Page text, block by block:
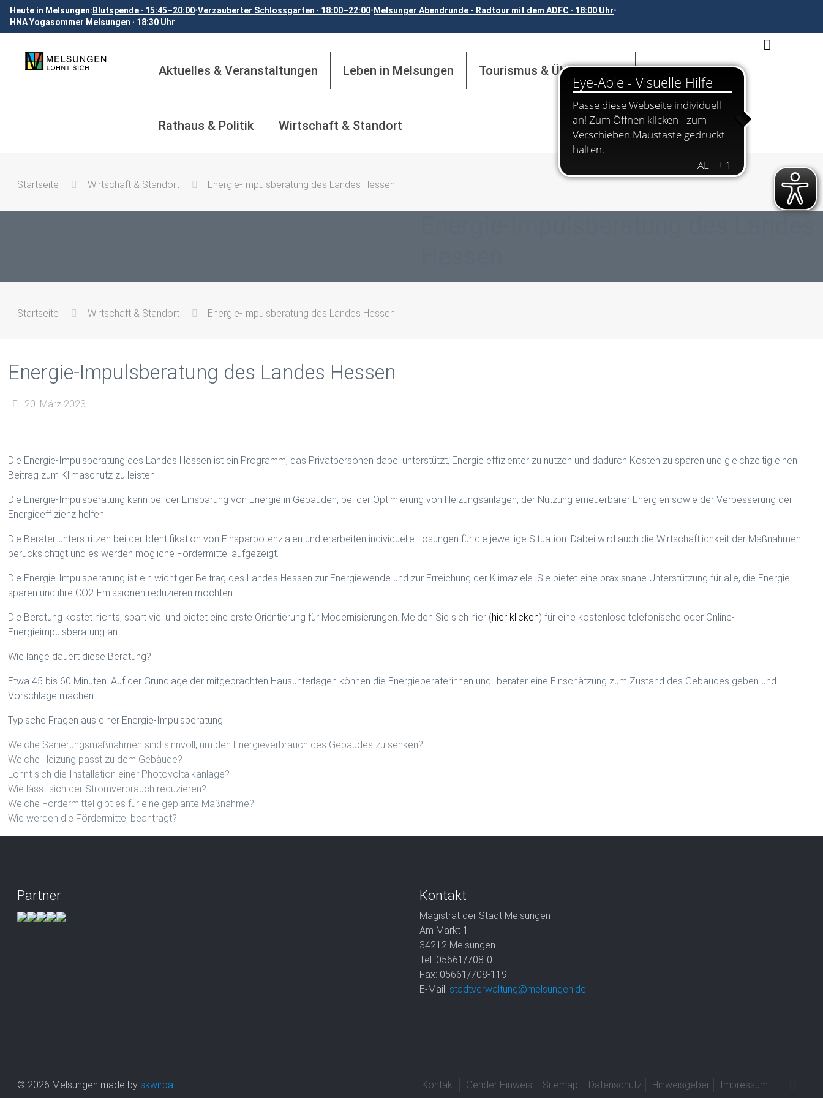
Heute in Melsungen: Blutspende · 15:45–20:00•Verzauberter Schlossgarten · 18:00–22:00• Melsunger Abendrunde - Radtour mit dem ADFC · 18:00 Uhr•
HNA Yogasommer Melsungen · 18:30 Uhr
Aktuelles & Veranstaltungen Leben in Melsungen Tourismus & Übernachten
Rathaus & Politik Wirtschaft & Standort
Startseite Wirtschaft & Standort Energie-Impulsberatung des Landes Hessen
Startseite Wirtschaft & Standort Energie-Impulsberatung des Landes Hessen
Energie-Impulsberatung des Landes Hessen
20. März 2023
Die Energie-Impulsberatung des Landes Hessen ist ein Programm, das Privatpersonen dabei unterstützt, Energie effizienter zu nutzen und dadurch Kosten zu sparen und gleichzeitig einen
Beitrag zum Klimaschutz zu leisten.
Die Energie-Impulsberatung kann bei der Einsparung von Energie in Gebäuden, bei der Optimierung von Heizungsanlagen, der Nutzung erneuerbarer Energien sowie der Verbesserung der
Energieeffizienz helfen.
Die Berater unterstützen bei der Identifikation von Einsparpotenzialen und erarbeiten individuelle Lösungen für die jeweilige Situation. Dabei wird auch die Wirtschaftlichkeit der Maßnahmen
berücksichtigt und es werden mögliche Fördermittel aufgezeigt.
Die Energie-Impulsberatung ist ein wichtiger Beitrag des Landes Hessen zur Energiewende und zur Erreichung der Klimaziele. Sie bietet eine praxisnahe Unterstützung für alle, die Energie
sparen und ihre CO2-Emissionen reduzieren möchten.
Die Beratung kostet nichts, spart viel und bietet eine erste Orientierung für Modernisierungen. Melden Sie sich hier (hier klicken) für eine kostenlose telefonische oder Online-
Energieimpulsberatung an.
Wie lange dauert diese Beratung?
Etwa 45 bis 60 Minuten. Auf der Grundlage der mitgebrachten Hausunterlagen können die Energieberaterinnen und -berater eine Einschätzung zum Zustand des Gebäudes geben und
Vorschläge machen
Typische Fragen aus einer Energie-Impulsberatung:
Welche Sanierungsmaßnahmen sind sinnvoll, um den Energieverbrauch des Gebäudes zu senken?
Welche Heizung passt zu dem Gebäude?
Lohnt sich die Installation einer Photovoltaikanlage?
Wie lässt sich der Stromverbrauch reduzieren?
Welche Fördermittel gibt es für eine geplante Maßnahme?
Wie werden die Fördermittel beantragt?
Partner Kontakt
Magistrat der Stadt Melsungen
Am Markt 1
34212 Melsungen
Tel: 05661/708-0
Fax: 05661/708-119
E-Mail: stadtverwaltung@melsungen.de
© 2026 Melsungen made by skwirba Kontakt Gender Hinweis Sitemap Datenschutz Hinweisgeber Impressum